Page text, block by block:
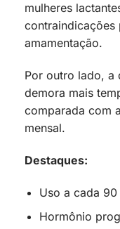
mulheres
amamentação.
Por outro lado, a
demora mais
comparada com
mensal.
Destaques:
Uso a cada 90
Hormônio